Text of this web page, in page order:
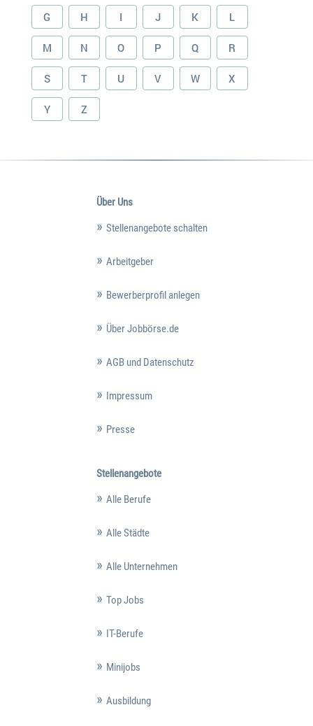
G H I J K L
M N O P Q R
S T U V W X
Y Z
Über Uns
Stellenangebote schalten
Arbeitgeber
Bewerberprofil anlegen
Über Jobbörse.de
AGB und Datenschutz
Impressum
Presse
Stellenangebote
Alle Berufe
Alle Städte
Alle Unternehmen
Top Jobs
IT-Berufe
Minijobs
Ausbildung